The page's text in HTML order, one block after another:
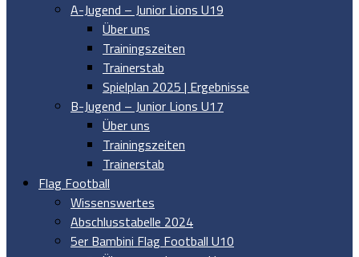
A-Jugend – Junior Lions U19
Über uns
Trainingszeiten
Trainerstab
Spielplan 2025 | Ergebnisse
B-Jugend – Junior Lions U17
Über uns
Trainingszeiten
Trainerstab
Flag Football
Wissenswertes
Abschlusstabelle 2024
5er Bambini Flag Football U10